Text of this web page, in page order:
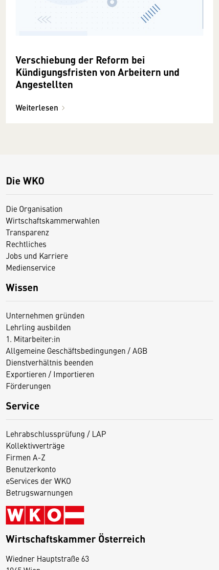
Verschiebung der Reform bei
Kündigungsfristen von Arbeitern und
Angestellten
Weiterlesen
Die WKO
Die Organisation
Wirtschaftskammerwahlen
Transparenz
Rechtliches
Jobs und Karriere
Medienservice
Wissen
Unternehmen gründen
Lehrling ausbilden
1. Mitarbeiter:in
Allgemeine Geschäftsbedingungen / AGB
Dienstverhältnis beenden
Exportieren / Importieren
Förderungen
Service
Lehrabschlussprüfung / LAP
Kollektivverträge
Firmen A-Z
Benutzerkonto
eServices der WKO
Betrugswarnungen
Wirtschaftskammer Österreich
Wiedner Hauptstraße 63
D